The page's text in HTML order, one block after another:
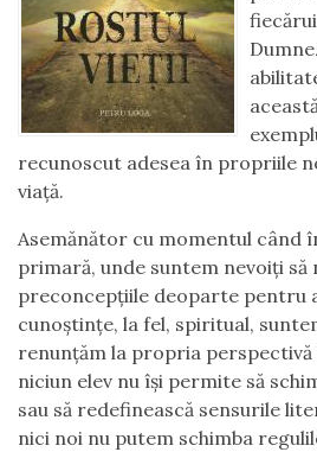
recunoscut adesea în propriile
viață.
Asemănător cu momentul când
primară, unde suntem nevoiți să
preconcepțiile deoparte pentru
cunoștințe, la fel, spiritual,
renunțăm la propria perspectivă
niciun elev nu își permite să
sau să redefinească sensurile
nici noi nu putem schimba